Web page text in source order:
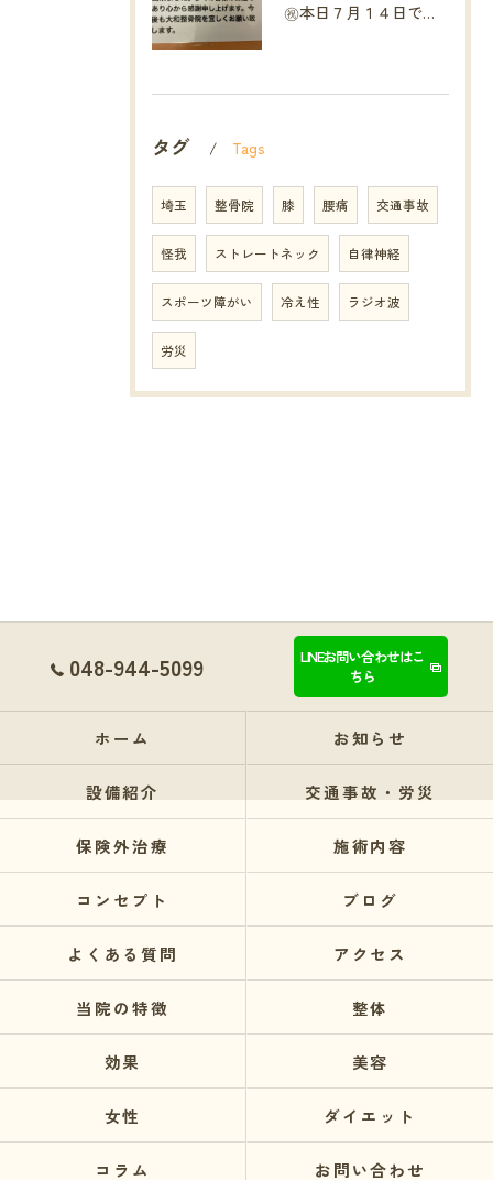
㊗️本日７月１４日で当院は開院１８周年となりました🎉
タグ Tags
埼玉 整骨院 膝 腰痛 交通事故
怪我 ストレートネック 自律神経
スポーツ障がい 冷え性 ラジオ波
労災
048-944-5099
LINEお問い合わせはこ
ちら
ホーム お知らせ
設備紹介 交通事故・労災
保険外治療 施術内容
コンセプト ブログ
よくある質問 アクセス
当院の特徴 整体
効果 美容
女性 ダイエット
コラム お問い合わせ